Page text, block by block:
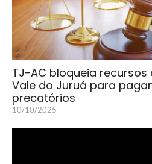
TJ-AC bloqueia
Vale do Juruá para
precatórios
10/10/2025